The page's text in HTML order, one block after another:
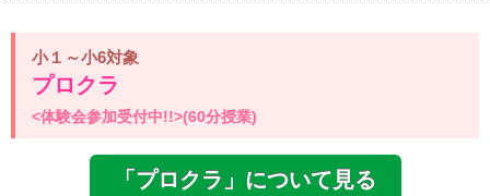
小１～小6対象
プロクラ
<体験会参加受付中!!>(60分授業)
「プロクラ」について見る